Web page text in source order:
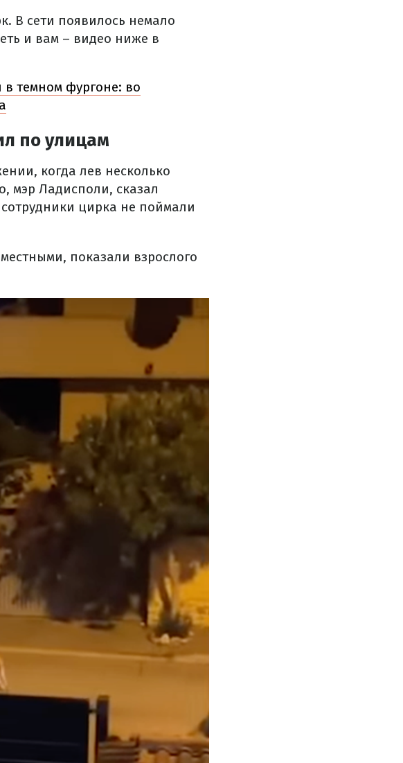
В сети появилось немало
и вам – видео ниже в
темном фургоне: во
по улицам
когда лев несколько
мэр Ладисполи, сказал
цирка не поймали
показали взрослого